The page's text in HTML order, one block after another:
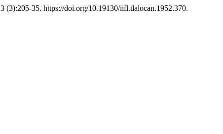
3 (3):205-35. https://doi.org/10.19130/iifl.tlalocan.1952.370.